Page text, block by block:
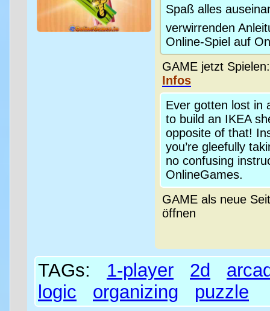
Spaß alles
verwirrenden
Online-Spiel auf
GAME jetzt
Infos
Ever gotten lost in
to build an IKEA
opposite of that!
you’re gleefully
no confusing
OnlineGames.
GAME als neue
öffnen
TAGs: 1-player 2d
logic
organizing puzzle